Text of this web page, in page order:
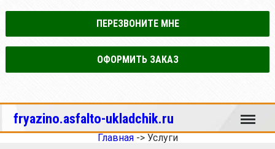
ПЕРЕЗВОНИТЕ МНЕ
ОФОРМИТЬ ЗАКАЗ
fryazino.asfalto-ukladchik.ru Меню
Главная-> Услуги